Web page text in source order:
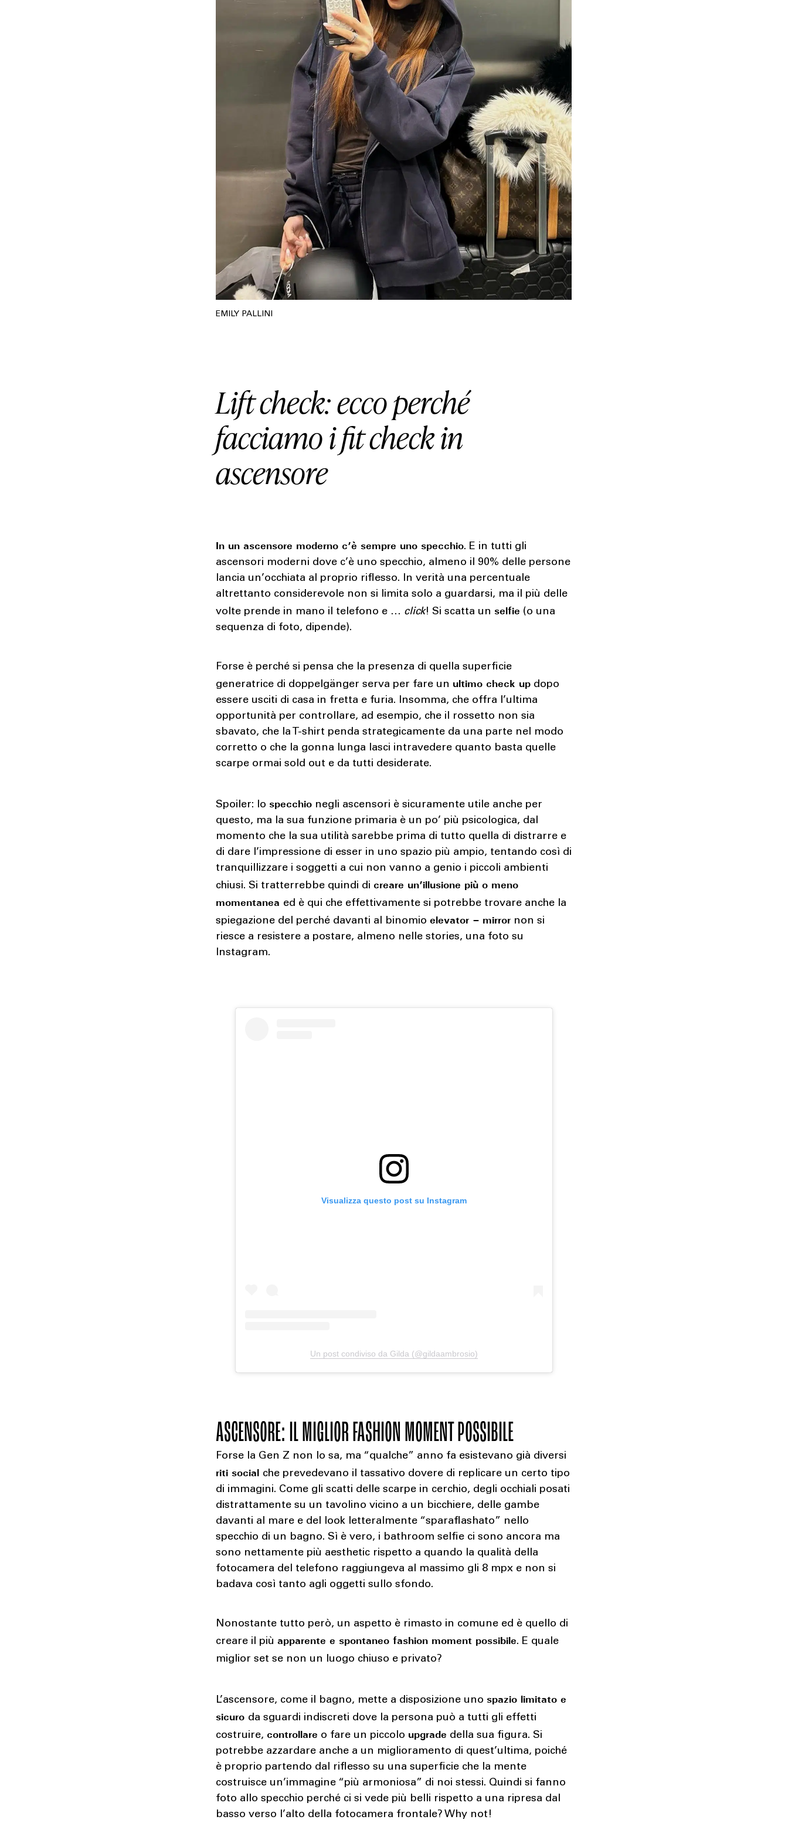
EMILY PALLINI
Lift check: ecco perché
facciamo i fit check in
ascensore
In un ascensore moderno c’è sempre uno specchio. E in tutti gli
ascensori moderni dove c’è uno specchio, almeno il 90% delle persone
lancia un’occhiata al proprio riflesso. In verità una percentuale
altrettanto considerevole non si limita solo a guardarsi, ma il più delle
volte prende in mano il telefono e … click! Si scatta unselfie (o una
sequenza di foto, dipende).
Forse è perché si pensa che la presenza di quella superficie
generatrice di doppelgänger serva per fare un ultimo check up dopo
essere usciti di casa in fretta e furia. Insomma, che offra l’ultima
opportunità per controllare, ad esempio, che il rossetto non sia
sbavato, che la T-shirt penda strategicamente da una parte nel modo
corretto o che la gonna lunga lasci intravedere quanto basta quelle
scarpe ormai sold out e da tutti desiderate.
Spoiler: lospecchio negli ascensori è sicuramente utile anche per
questo, ma la sua funzione primaria è un po’ più psicologica, dal
momento che la sua utilità sarebbe prima di tutto quella di distrarre e
di dare l’impressione di esser in uno spazio più ampio, tentando così di
tranquillizzare i soggetti a cui non vanno a genio i piccoli ambienti
chiusi. Si tratterrebbe quindi di creare un’illusione più o meno
momentanea ed è qui che effettivamente si potrebbe trovare anche la
spiegazione del perché davanti al binomioelevator – mirror non si
riesce a resistere a postare, almeno nelle stories, una foto su
Instagram.
Visualizza questo post su Instagram
Un post condiviso da Gilda (@gildaambrosio)
ASCENSORE: IL MIGLIOR FASHION MOMENT POSSIBILE
Forse la Gen Z non lo sa, ma “qualche” anno fa esistevano già diversi
riti social che prevedevano il tassativo dovere di replicare un certo tipo
di immagini. Come gli scatti delle scarpe in cerchio, degli occhiali posati
distrattamente su un tavolino vicino a un bicchiere, delle gambe
davanti al mare e del look letteralmente “sparaflashato” nello
specchio di un bagno. Sì è vero, i bathroom selfie ci sono ancora ma
sono nettamente più aesthetic rispetto a quando la qualità della
fotocamera del telefono raggiungeva al massimo gli 8 mpx e non si
badava così tanto agli oggetti sullo sfondo.
Nonostante tutto però, un aspetto è rimasto in comune ed è quello di
creare il piùapparente e spontaneo fashion moment possibile. E quale
miglior set se non un luogo chiuso e privato?
L’ascensore, come il bagno, mette a disposizione unospazio limitato e
sicuro da sguardi indiscreti dove la persona può a tutti gli effetti
costruire, controllare o fare un piccolo upgrade della sua figura. Si
potrebbe azzardare anche a un miglioramento di quest’ultima, poiché
è proprio partendo dal riflesso su una superficie che la mente
costruisce un’immagine “più armoniosa” di noi stessi. Quindi si fanno
foto allo specchio perché ci si vede più belli rispetto a una ripresa dal
basso verso l’alto della fotocamera frontale? Why not!